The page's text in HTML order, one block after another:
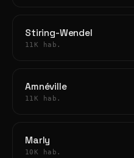
Stiring-Wendel
11K hab.
Amnéville
11K hab.
Marly
10K hab.